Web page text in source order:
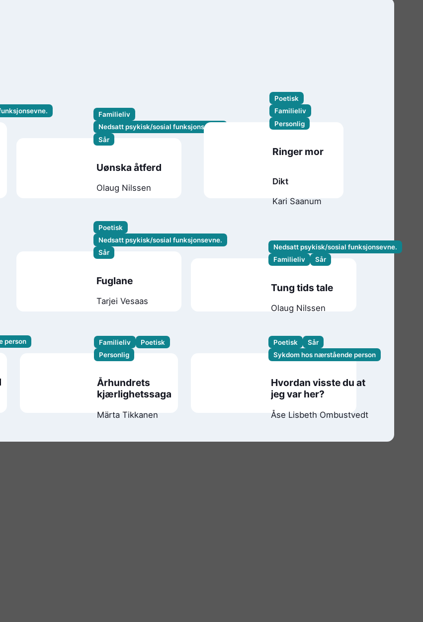
Familieliv
Nedsatt psykisk/sosial funksjonsevne.
Sår
Uønska åtferd
Olaug Nilssen
Poetisk
Familieliv
Personlig
Ringer mor
Dikt
Kari Saanum
Poetisk
Nedsatt psykisk/sosial funksjonsevne.
Sår
Fuglane
Tarjei Vesaas
Nedsatt psykisk/sosial funksjonsevne.
Familieliv
Sår
Tung tids tale
Olaug Nilssen
person
Familieliv
Poetisk
Personlig
Århundrets
kjærlighetssaga
Märta Tikkanen
Poetisk
Sår
Sykdom hos nærstående person
Hvordan visste du at
jeg var her?
Åse Lisbeth Ombustvedt